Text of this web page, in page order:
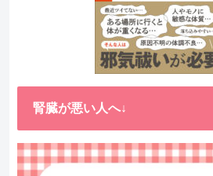
腎臓が悪い人へ↓